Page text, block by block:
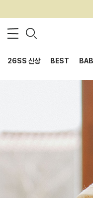
26SS 신상 BEST